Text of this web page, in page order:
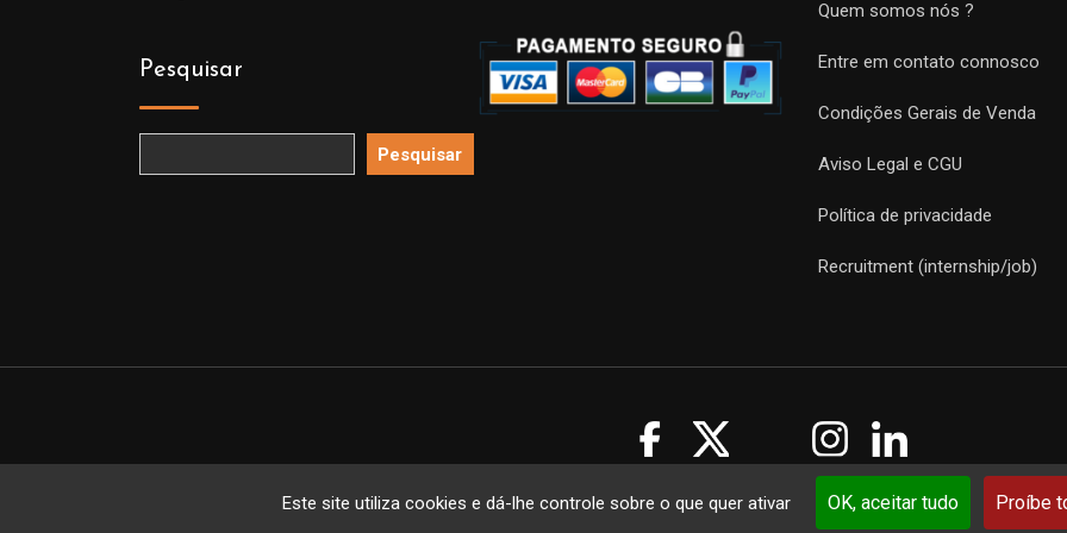
Este site utiliza cookies e dá-lhe controle sobre o que quer ativar OK, aceitar tudo Proíbe
Pesquisar
Pesquisar
Quem somos nós ?
Entre em contato connosco
Condições Gerais de Venda
Aviso Legal e CGU
Política de privacidade
Recruitment (internship/job)
Copyright Guides 2021. Tous droits réservés. Développement web sur mesure